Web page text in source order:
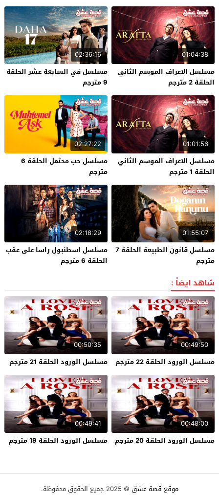
01:04:38
مسلسل الاعراف الموسم الثاني
الحلقة 2 مترجم
02:36:16
مسلسل في السابعة عشر الحلقة
9 مترجم
01:01:56
مسلسل الاعراف الموسم الثاني
الحلقة 1 مترجم
02:27:22
مسلسل حب محتمل الحلقة 6
مترجم
01:55:07
مسلسل قانون الطبيعة الحلقة 7
مترجم
02:18:29
مسلسل اسطنبول راسا على عقب
الحلقة 6 مترجم
شاهد ايضاً :
00:49:50
مسلسل الورود الحلقة 22 مترجم
00:50:35
مسلسل الورود الحلقة 21 مترجم
00:48:00
مسلسل الورود الحلقة 20 مترجم
00:49:41
مسلسل الورود الحلقة 19 مترجم
موقع قصة عشق © 2025 جميع الحقوق محفوظة.